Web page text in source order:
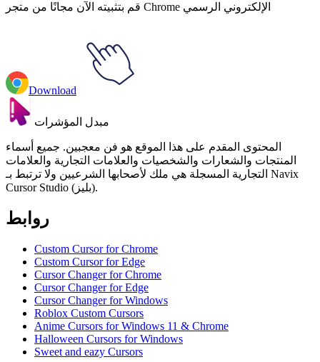
قم بتثبيته الآن مجانًا من متجر Chrome الإلكتروني الرسمي
Download
مبدل المؤشرات
المحتوى المقدم على هذا الموقع هو فن معجبين. جميع أسماء
المنتجات والشعارات والشخصيات والعلامات التجارية والعلامات
التجارية المسجلة هي ملك لأصحابها الشرعيين ولا ترتبط بـ Navix
Cursor Studio (بليز).
روابط
Custom Cursor for Chrome
Custom Cursor for Edge
Cursor Changer for Chrome
Cursor Changer for Edge
Cursor Changer for Windows
Roblox Custom Cursors
Anime Cursors for Windows 11 & Chrome
Halloween Cursors for Windows
Sweet and eazy Cursors